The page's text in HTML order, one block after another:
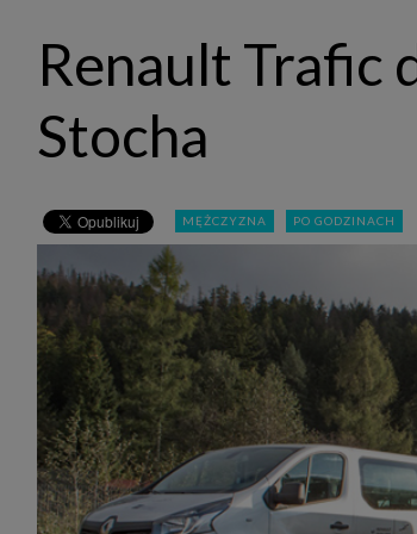
Renault Trafic
Stocha
MĘŻCZYZNA PO GODZINACH